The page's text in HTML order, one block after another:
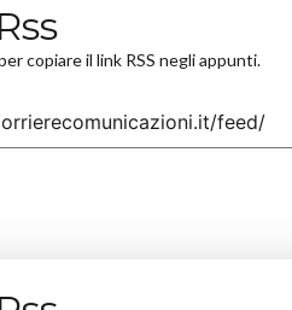
copiare il link RSS negli appunti.